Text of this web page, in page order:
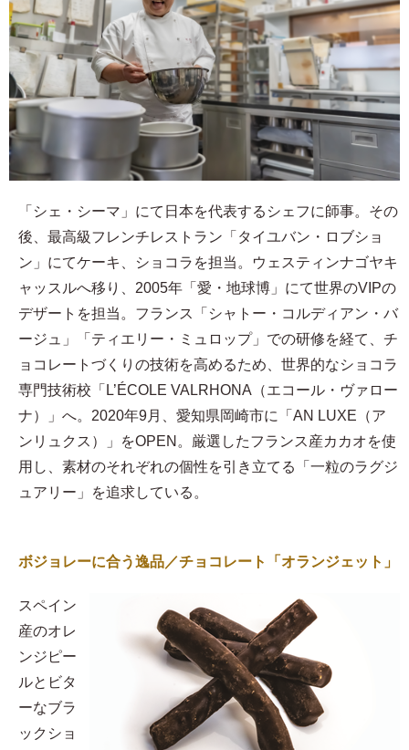
「シェ・シーマ」にて日本を代表するシェフに師事。その
後、最高級フレンチレストラン「タイユバン・ロブショ
ン」にてケーキ、ショコラを担当。ウェスティンナゴヤキ
ャッスルへ移り、2005年「愛・地球博」にて世界のVIPの
デザートを担当。フランス「シャトー・コルディアン・バ
ージュ」「ティエリー・ミュロップ」での研修を経て、チ
ョコレートづくりの技術を高めるため、世界的なショコラ
専門技術校「L’ÉCOLE VALRHONA（エコール・ヴァロー
ナ）」へ。2020年9月、愛知県岡崎市に「AN LUXE（ア
ンリュクス）」をOPEN。厳選したフランス産カカオを使
用し、素材のそれぞれの個性を引き立てる「一粒のラグジ
ュアリー」を追求している。
ボジョレーに合う逸品／チョコレート「オランジェット」
スペイン
産のオレ
ンジピー
ルとビタ
ーなブラ
ックショ